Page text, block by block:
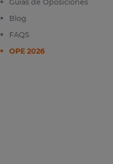
Guías de Oposiciones
Blog
FAQS
OPE 2026